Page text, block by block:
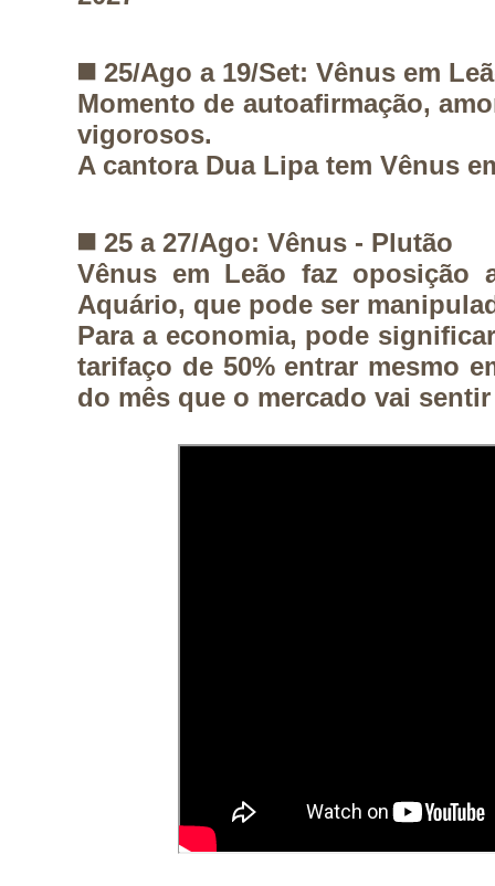
◼️ 25/Ago a 19/Set: Vênus em
Momento de autoafirmação,
vigorosos.
A cantora Dua Lipa tem Vênus
◼️ 25 a 27/Ago: Vênus - Plutão
Vênus em Leão faz oposição
Aquário, que pode ser
Para a economia, pode
tarifaço de 50% entrar mesmo
do mês que o mercado vai